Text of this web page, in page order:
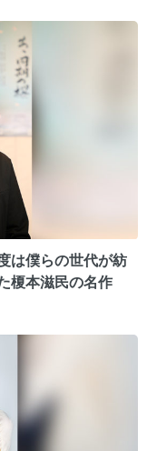
は僕らの世代が紡
榎本滋民の名作